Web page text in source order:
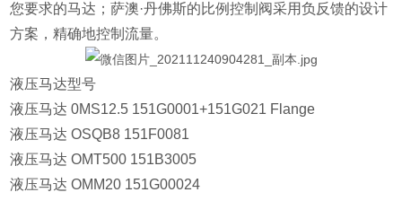
您要求的马达；萨澳·丹佛斯的比例控制阀采用负反馈的设计
方案，精确地控制流量。
液压马达型号
液压马达 0MS12.5 151G0001+151G021 Flange
液压马达 OSQB8 151F0081
液压马达 OMT500 151B3005
液压马达 OMM20 151G00024